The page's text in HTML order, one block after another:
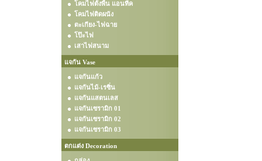
โคมไฟตั้งพื้น แอนทีค
โคมไฟติดผนัง
ตะเกียง-ไฟฉาย
โป๊ะไฟ
เสาไฟสนาม
แจกัน Vase
แจกันแก้ว
แจกันไม้-เรซิ่น
แจกันแสตนเลส
แจกันเซรามิก 01
แจกันเซรามิก 02
แจกันเซรามิก 03
ตกแต่ง Decoration